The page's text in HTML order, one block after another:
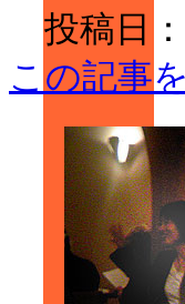
投稿日
この記事